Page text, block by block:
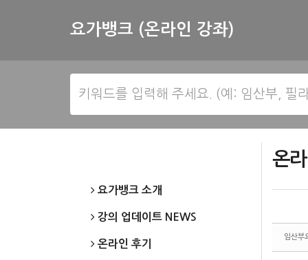
요가뱅크 (온라인 강좌)
요가뱅크 소개
강의 업데이트 NEWS
온라인 후기
온
임산부